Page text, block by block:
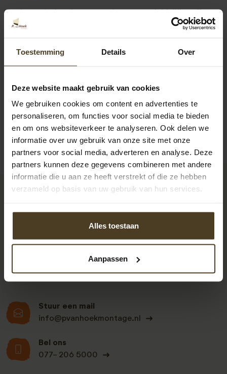
Toestemming Details Over
Deze website maakt gebruik van cookies
We gebruiken cookies om content en advertenties te
personaliseren, om functies voor social media te bieden
en om ons websiteverkeer te analyseren. Ook delen we
informatie over uw gebruik van onze site met onze
partners voor social media, adverteren en analyse. Deze
partners kunnen deze gegevens combineren met andere
informatie die u aan ze heeft verstrekt of die ze hebben
verzameld op basis van uw gebruik van hun services.
Alles toestaan
Aanpassen
Snel reactie, keurig te woord gestaan, duidelijke offerte,
netjes gewerkt, gewerkt volgens afspraak. Zeer
Bekijk alle recensies
Stuur een mail
info@pvanhoekmontage.nl
Bel ons
077- 206 5000
Klanten beoordelen